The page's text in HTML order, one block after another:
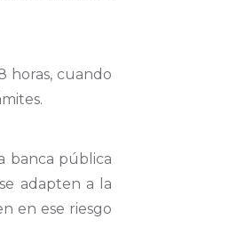
horas, cuando
banca pública
adapten a la
en ese riesgo